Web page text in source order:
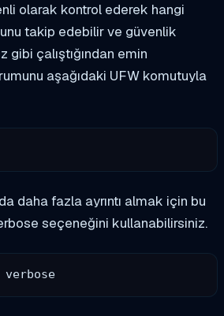
olarak kontrol ederek hangi
takip edebilir ve güvenlik
gibi çalıştığından emin
aşağıdaki UFW komutuyla
daha fazla ayrıntı almak için bu
seçeneğini kullanabilirsiniz.